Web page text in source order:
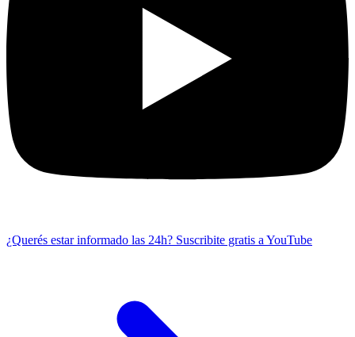
¿Querés estar informado las 24h? Suscribite gratis a YouTube